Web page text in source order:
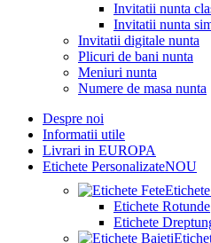
Invitatii nunta
Invitatii nunta
Invitatii digitale nunta
Plicuri de bani nunta
Meniuri nunta
Numere de masa nunta
Despre noi
Informatii utile
Livrari in EUROPA
Etichete PersonalizateNOU
Etichete Rotunde
Etichete